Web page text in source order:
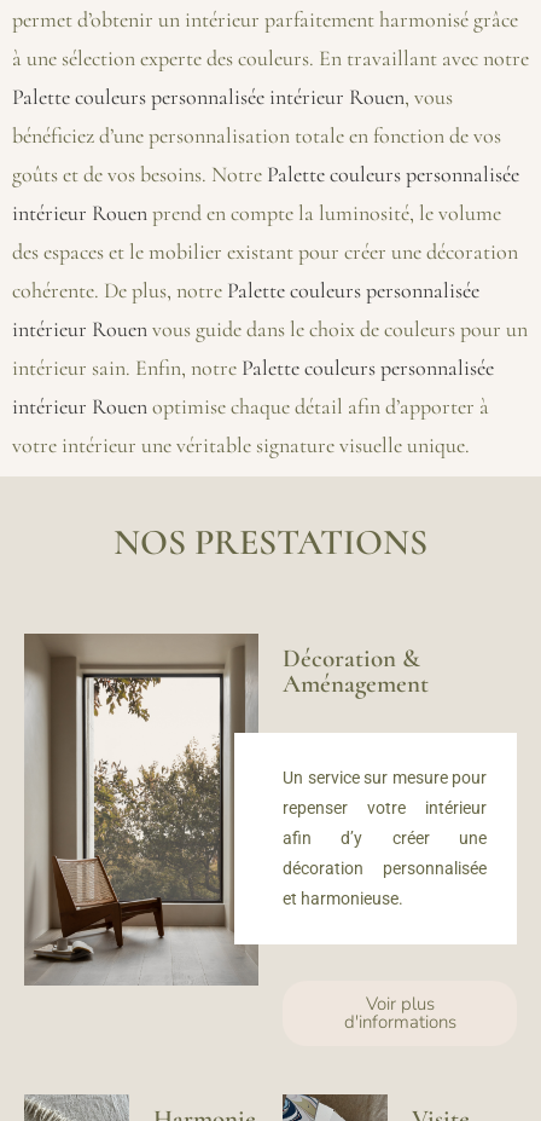
permet d’obtenir un intérieur parfaitement harmonisé grâce
à une sélection experte des couleurs. En travaillant avec notre
Palette couleurs personnalisée intérieur Rouen, vous
bénéficiez d’une personnalisation totale en fonction de vos
goûts et de vos besoins. Notre Palette couleurs personnalisée
intérieur Rouenprend en compte la luminosité, le volume
des espaces et le mobilier existant pour créer une décoration
cohérente. De plus, notre Palette couleurs personnalisée
intérieur Rouenvous guide dans le choix de couleurs pour un
intérieur sain. Enfin, notre Palette couleurs personnalisée
intérieur Rouenoptimise chaque détail afin d’apporter à
votre intérieur une véritable signature visuelle unique.
NOS PRESTATIONS
Décoration &
Aménagement
Un service sur mesure pour
repenser votre intérieur
afin d’y créer une
décoration personnalisée
et harmonieuse.
Voir plus
d'informations